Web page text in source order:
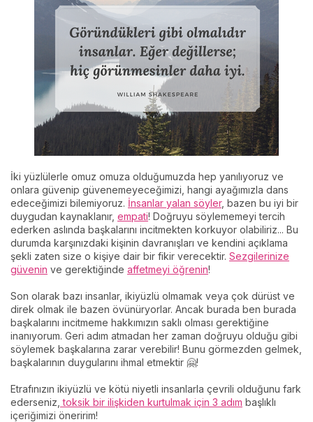
İki yüzlülerle omuz omuza olduğumuzda hep yanılıyoruz ve
onlara güvenip güvenemeyeceğimizi, hangi ayağımızla dans
edeceğimizi bilemiyoruz. İnsanlar yalan söyler, bazen bu iyi bir
duygudan kaynaklanır, empati! Doğruyu söylememeyi tercih
ederken aslında başkalarını incitmekten korkuyor olabiliriz... Bu
durumda karşınızdaki kişinin davranışları ve kendini açıklama
şekli zaten size o kişiye dair bir fikir verecektir. Sezgilerinize
güvenin ve gerektiğinde affetmeyi öğrenin!
Son olarak bazı insanlar, ikiyüzlü olmamak veya çok dürüst ve
direk olmak ile bazen övünüryorlar. Ancak burada ben burada
başkalarını incitmeme hakkımızın saklı olması gerektiğine
inanıyorum. Geri adım atmadan her zaman doğruyu olduğu gibi
söylemek başkalarına zarar verebilir! Bunu görmezden gelmek,
başkalarının duygularını ihmal etmektir 🤗!
Etrafınızın ikiyüzlü ve kötü niyetli insanlarla çevrili olduğunu fark
ederseniz, toksik bir ilişkiden kurtulmak için 3 adım başlıklı
içeriğimizi öneririm!